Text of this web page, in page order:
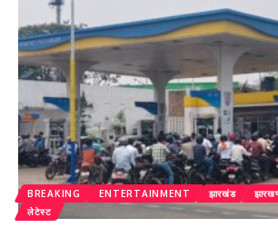
BREAKING ENTERTAINMENT झारखंड
लेटेस्ट